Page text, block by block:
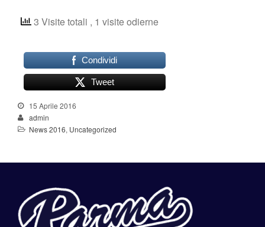
3 Visite totali , 1 visite odierne
Condividi
Tweet
15 Aprile 2016
admin
News 2016, Uncategorized